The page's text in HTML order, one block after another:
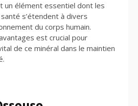
un élément essentiel dont les
s’étendent à divers
du corps humain.
est crucial pour
de ce minéral dans le maintien